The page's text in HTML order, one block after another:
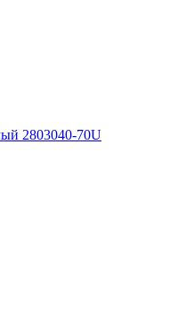
2803040-70U